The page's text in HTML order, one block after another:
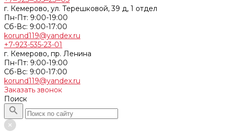
г. Кемерово, ул. Терешковой, 39 д, 1 отдел
Пн-Пт: 9:00-19:00
Cб-Вс: 9:00-17:00
korund119@yandex.ru
+7-923-535-23-01
г. Кемерово, пр. Ленина
Пн-Пт: 9:00-19:00
Cб-Вс: 9:00-17:00
korund119@yandex.ru
Заказать звонок
Поиск